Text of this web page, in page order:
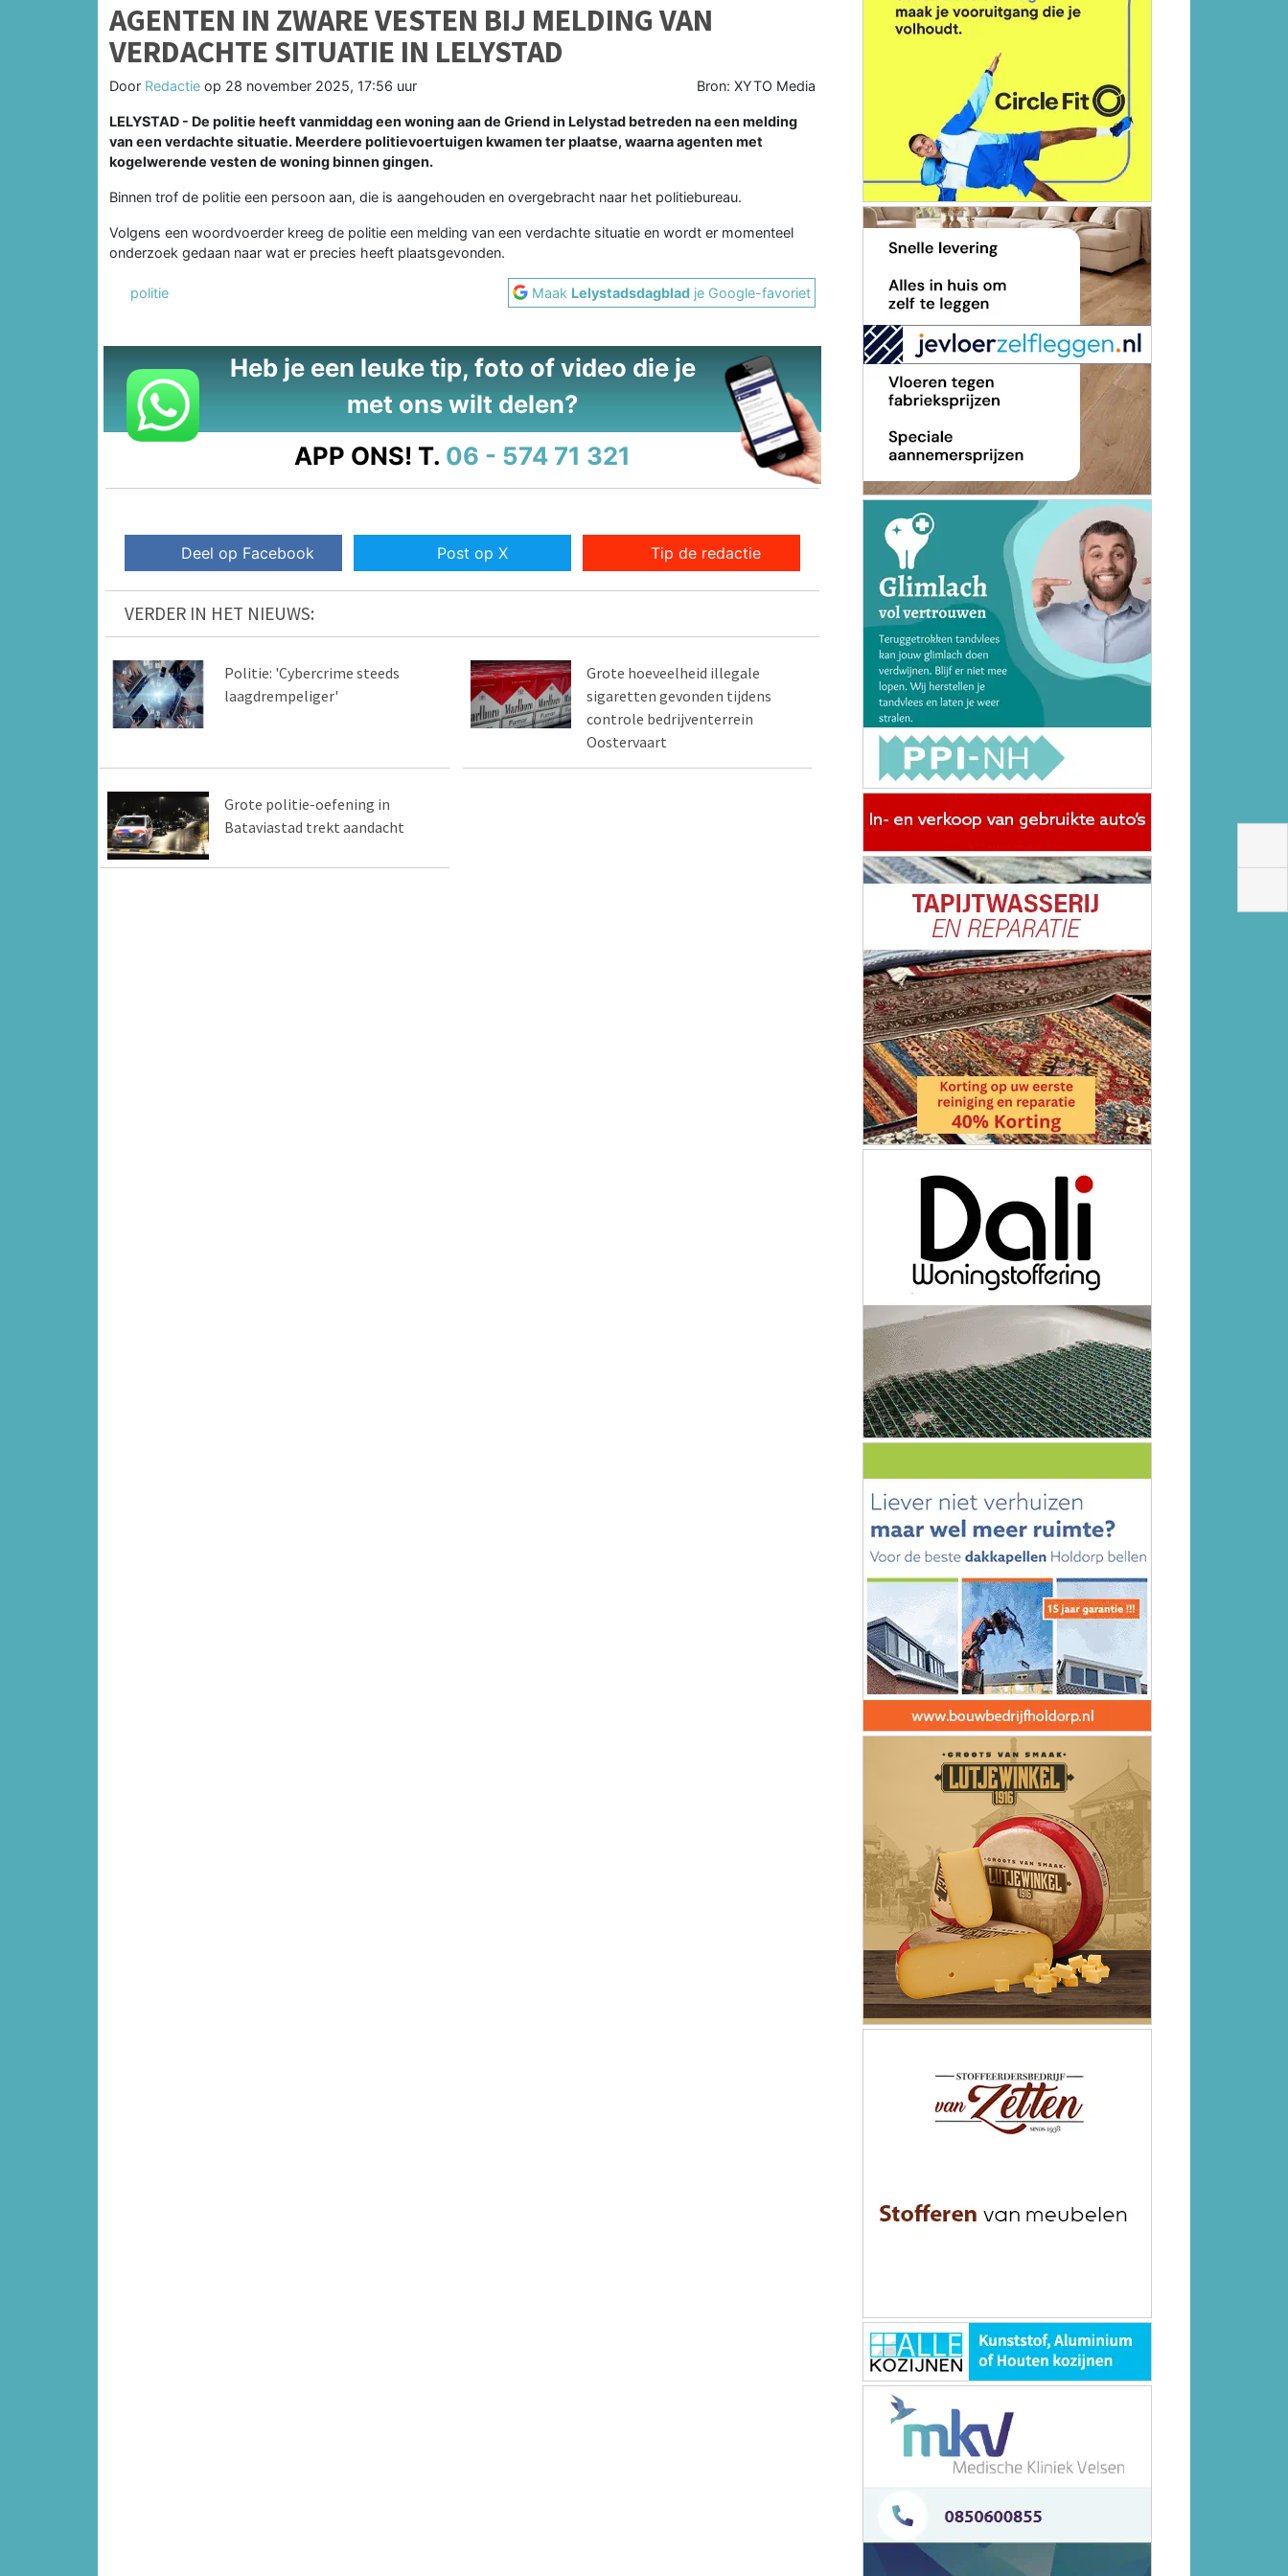
AGENTEN IN ZWARE VESTEN BIJ MELDING VAN
VERDACHTE SITUATIE IN LELYSTAD
Door Redactie op 28 november 2025, 17:56 uur Bron: XYTO Media
LELYSTAD - De politie heeft vanmiddag een woning aan de Griend in Lelystad betreden na een melding
van een verdachte situatie. Meerdere politievoertuigen kwamen ter plaatse, waarna agenten met
kogelwerende vesten de woning binnen gingen.
Binnen trof de politie een persoon aan, die is aangehouden en overgebracht naar het politiebureau.
Volgens een woordvoerder kreeg de politie een melding van een verdachte situatie en wordt er momenteel
onderzoek gedaan naar wat er precies heeft plaatsgevonden.
politie Maak Lelystadsdagblad je Google-favoriet
Heb je een leuke tip, foto of video die je
met ons wilt delen?
APP ONS! T. 06 - 574 71 321
Deel op Facebook Post op X Tip de redactie
VERDER IN HET NIEUWS:
Politie: 'Cybercrime steeds
laagdrempeliger'
Grote hoeveelheid illegale
sigaretten gevonden tijdens
controle bedrijventerrein
Oostervaart
Grote politie-oefening in
Bataviastad trekt aandacht